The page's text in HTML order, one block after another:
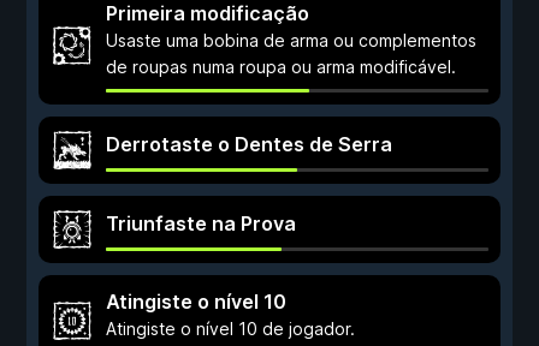
Primeira modificação
Usaste uma bobina de arma ou complementos
de roupas numa roupa ou arma modificável.
Derrotaste o Dentes de Serra
Triunfaste na Prova
Atingiste o nível 10
Atingiste o nível 10 de jogador.